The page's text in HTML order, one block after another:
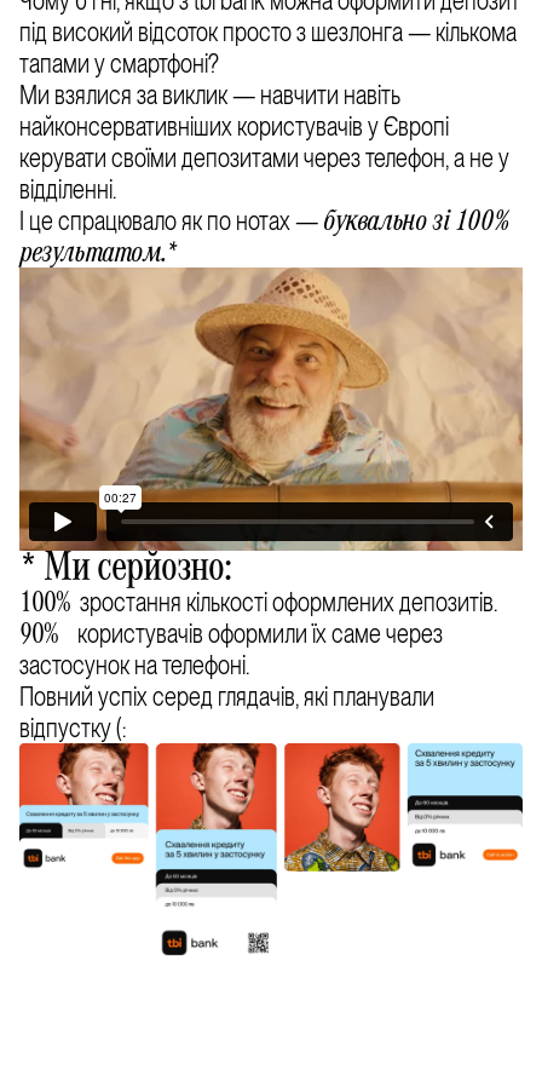
під високий відсоток просто з шезлонга — кількома
тапами у смартфоні?
Ми взялися за виклик — навчити навіть
найконсервативніших користувачів у Європі
керувати своїми депозитами через телефон, а не у
відділенні.
І це спрацювало як по нотах — буквально зі 100%
результатом.*
* Ми серйозно:
100% зростання кількості оформлених депозитів.
90% користувачів оформили їх саме через
застосунок на телефоні.
Повний успіх серед глядачів, які планували
відпустку (: